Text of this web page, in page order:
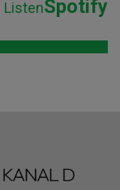
ListenSpotify